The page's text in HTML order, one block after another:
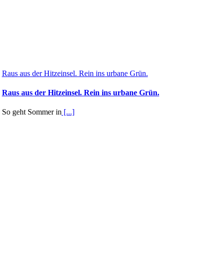
Raus aus der Hitzeinsel. Rein ins urbane Grün.
Raus aus der Hitzeinsel. Rein ins urbane Grün.
So geht Sommer in[...]